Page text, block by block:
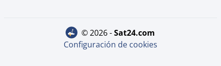
© 2026 - sat24.com
Configuración de cookies